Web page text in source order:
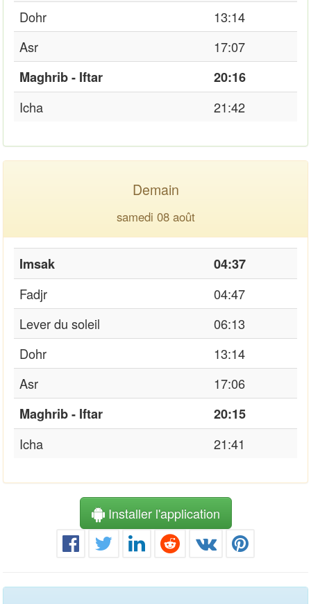
Dohr
13:14
Asr
17:07
Maghrib - Iftar
20:16
Icha
21:42
Demain
samedi 08 août
Imsak
04:37
Fadjr
04:47
Lever du soleil
06:13
Dohr
13:14
Asr
17:06
Maghrib - Iftar
20:15
Icha
21:41
Installer l'application